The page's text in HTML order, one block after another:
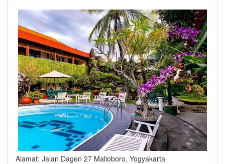
Alamat: Jalan Dagen 27 Malioboro, Yogyakarta